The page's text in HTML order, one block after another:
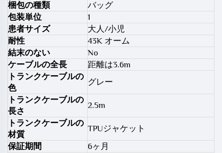
梱包の種類
バッグ
包装単位
1
患者サイズ
大人/小児
耐性
43K オーム
結末のない
No
ケーブルの全長
距離は3.6m
トランクケーブルの
色
グレー
トランクケーブルの
長さ
2.5m
トランクケーブルの
材質
TPUジャケット
保証期間
6ヶ月